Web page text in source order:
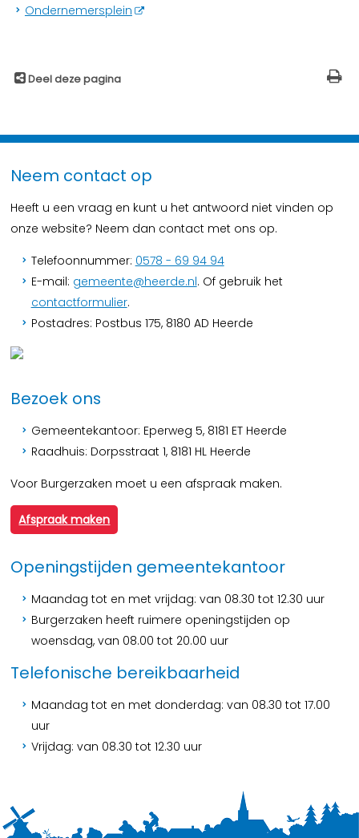
Ondernemersplein
Deel deze pagina
Neem contact op
Heeft u een vraag en kunt u het antwoord niet vinden op
onze website? Neem dan contact met ons op.
Telefoonnummer: 0578 - 69 94 94
E-mail: gemeente@heerde.nl. Of gebruik het
contactformulier.
Postadres: Postbus 175, 8180 AD Heerde
Bezoek ons
Gemeentekantoor: Eperweg 5, 8181 ET Heerde
Raadhuis: Dorpsstraat 1, 8181 HL Heerde
Voor Burgerzaken moet u een afspraak maken.
Afspraak maken
Openingstijden gemeentekantoor
Maandag tot en met vrijdag: van 08.30 tot 12.30 uur
Burgerzaken heeft ruimere openingstijden op
woensdag, van 08.00 tot 20.00 uur
Telefonische bereikbaarheid
Maandag tot en met donderdag: van 08.30 tot 17.00
uur
Vrijdag: van 08.30 tot 12.30 uur